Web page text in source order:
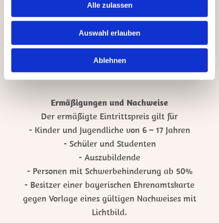
Alle zulassen
Auswahl erlauben
Ablehnen
Ihre Eintrittskarte / ein Abrisskärtchen der 30-er
Karte berechtigt zum einmaligen Besuch in das
Freibad am jeweiligen Tag.
Beim Verlassen des Geländes verliert die
Eintrittskarte ihre Gültigkeit.
Ermäßigungen und Nachweise
Der ermäßigte Eintrittspreis gilt für
- Kinder und Jugendliche von 6 – 17 Jahren
- Schüler und Studenten
- Auszubildende
- Personen mit Schwerbehinderung ab 50%
- Besitzer einer bayerischen Ehrenamtskarte
gegen Vorlage eines gültigen Nachweises mit
Lichtbild.